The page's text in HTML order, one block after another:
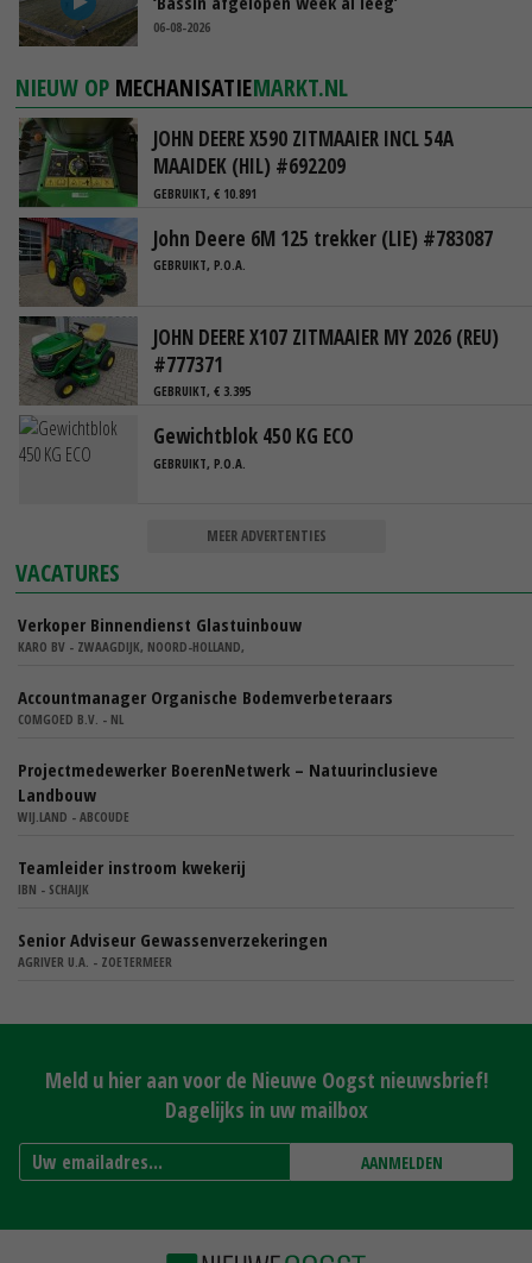
06-08-2026
NIEUW OP MECHANISATIEMARKT.NL
JOHN DEERE X590 ZITMAAIER INCL 54A
MAAIDEK (HIL) #692209
GEBRUIKT, € 10.891
John Deere 6M 125 trekker (LIE) #783087
GEBRUIKT, P.O.A.
JOHN DEERE X107 ZITMAAIER MY 2026 (REU)
#777371
GEBRUIKT, € 3.395
Gewichtblok 450 KG ECO
GEBRUIKT, P.O.A.
MEER ADVERTENTIES
VACATURES
Verkoper Binnendienst Glastuinbouw
KARO BV - ZWAAGDIJK, NOORD-HOLLAND,
Accountmanager Organische Bodemverbeteraars
COMGOED B.V. - NL
Projectmedewerker BoerenNetwerk – Natuurinclusieve
Landbouw
WIJ.LAND - ABCOUDE
Teamleider instroom kwekerij
IBN - SCHAIJK
Senior Adviseur Gewassenverzekeringen
AGRIVER U.A. - ZOETERMEER
Meld u hier aan voor de Nieuwe Oogst nieuwsbrief!
Dagelijks in uw mailbox
AANMELDEN